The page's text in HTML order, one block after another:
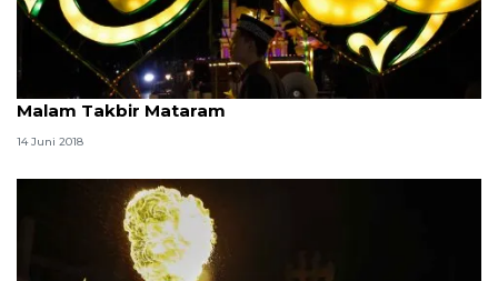
Malam Takbir Mataram
14 Juni 2018